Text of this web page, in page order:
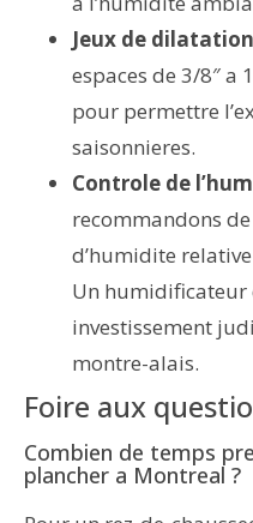
Jeux de
espaces de 3/8″
pour permettre
saisonnieres.
Controle de
recommandons
d’humidite
Un humidificateur
investissement
montre-alais.
Foire aux
Combien de temps
plancher a Montreal ?